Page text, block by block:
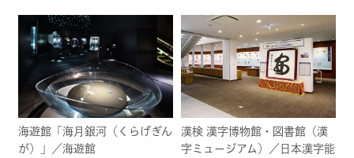
海遊館「海月銀河（くらげぎん
が）」／海遊館
漢検 漢字博物館・図書館（漢
字ミュージアム）／日本漢字能